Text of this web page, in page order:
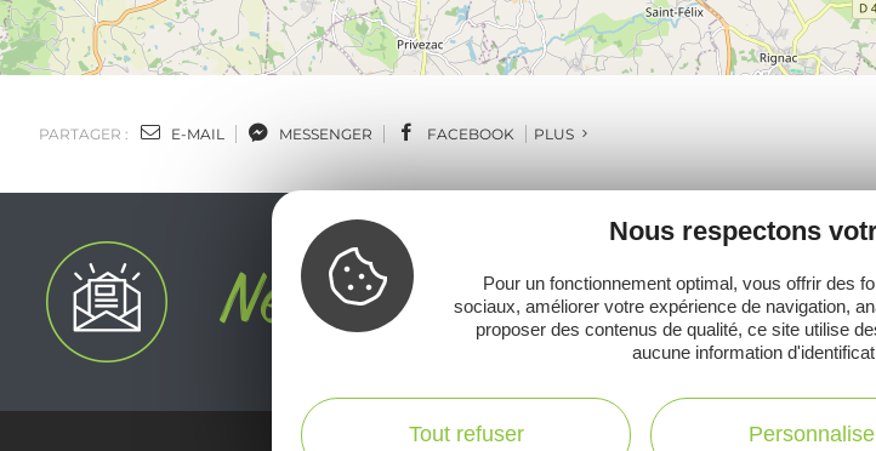
PARTAGER : E-MAIL MESSENGER FACEBOOK PLUS
Ne manquez pas notre
inspirer pour profiter
Nous respectons
Pour un fonctionnement optimal, vous offrir des
sociaux, améliorer votre expérience de navigation,
proposer des contenus de qualité, ce site utilise
aucune information
Tout refuser